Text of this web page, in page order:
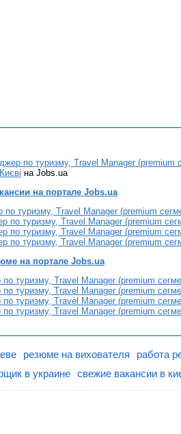
по туризму, Travel Manager (premium
на Jobs.ua
на портале Jobs.ua
по туризму, Travel Manager (premium
по туризму, Travel Manager (premium
по туризму, Travel Manager (premium
по туризму, Travel Manager (premium
на портале Jobs.ua
туризму, Travel Manager (premium
туризму, Travel Manager (premium
туризму, Travel Manager (premium
туризму, Travel Manager (premium
резюме на вихователя работа
в украине свежие вакансии в